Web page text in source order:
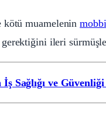
kötü muamelenin
gerektiğini ileri
Sağlığı ve